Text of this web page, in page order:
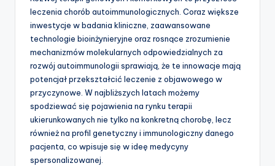
leczenia chorób autoimmunologicznych. Coraz większe
inwestycje w badania kliniczne, zaawansowane
technologie bioinżynieryjne oraz rosnące zrozumienie
mechanizmów molekularnych odpowiedzialnych za
rozwój autoimmunologii sprawiają, że te innowacje mają
potencjał przekształcić leczenie z objawowego w
przyczynowe. W najbliższych latach możemy
spodziewać się pojawienia na rynku terapii
ukierunkowanych nie tylko na konkretną chorobę, lecz
również na profil genetyczny i immunologiczny danego
pacjenta, co wpisuje się w ideę medycyny
spersonalizowanej.